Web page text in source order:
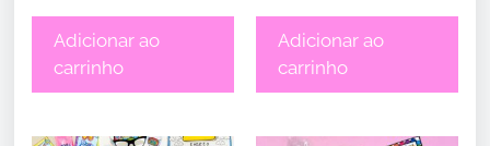
Adicionar ao
carrinho
Adicionar ao
carrinho